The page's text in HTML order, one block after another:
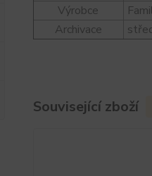
Výrobce
Archivace
Související zboží